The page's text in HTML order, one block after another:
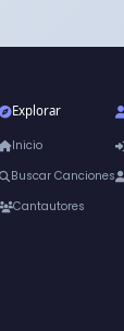
Explorar
Inicio
Buscar Canciones
Cantautores